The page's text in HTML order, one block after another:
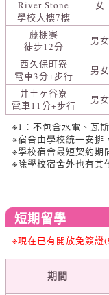
River Stone
學校大樓7樓
女
藤棚寮
徒步12分
男女
西久保町寮
電車3分+步行
男女
井土ヶ谷寮
電車11分+步行
男女
※1：不包含水電、瓦
※宿舍由學校統一安排
※學校宿舍最短契約期
※除學校宿舍外也有其
短期留學
※現在已有開放免簽證
期間